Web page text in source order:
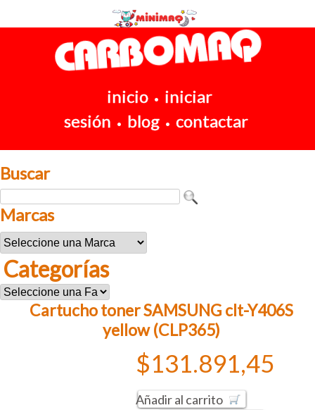
inicio • iniciar
sesión • blog • contactar
Buscar
Marcas
Categorías
Cartucho toner SAMSUNG clt-Y406S
yellow (CLP365)
$131.891,45
Añadir al carrito